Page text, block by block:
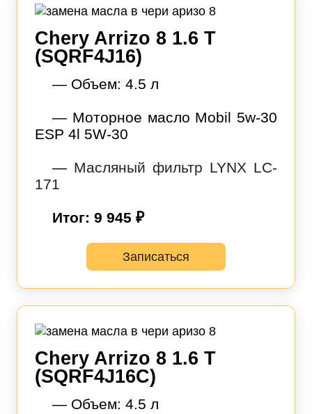
Chery Arrizo 8 1.6 T
(SQRF4J16)
— Объем: 4.5 л
— Моторное масло Mobil 5w-30
ESP 4l 5W-30
— Масляный фильтр LYNX LC-
171
Итог: 9 945 ₽
Записаться
Chery Arrizo 8 1.6 T
(SQRF4J16C)
— Объем: 4.5 л